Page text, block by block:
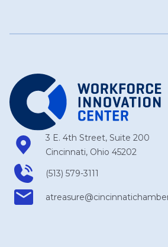
3 E. 4th Street, Suite 200
Cincinnati, Ohio 45202
(513) 579-3111